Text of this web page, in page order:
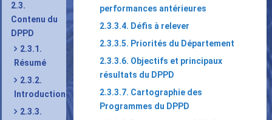
2.3.
Contenu du
DPPD
2.3.1.
Résumé
2.3.2.
Introduction
2.3.3.
performances antérieures
2.3.3.4. Défis à relever
2.3.3.5. Priorités du Département
2.3.3.6. Objectifs et principaux
résultats du DPPD
2.3.3.7. Cartographie des
Programmes du DPPD